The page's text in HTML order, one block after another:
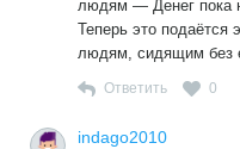
людям — Денег пока
Теперь это подаётся
людям, сидящим без
Ответить 0
indago2010